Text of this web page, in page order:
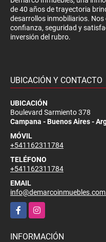
de 40 años de trayectoria
desarrollos inmobiliarios.
confianza, seguridad y
inversión del rubro.
UBICACIÓN Y CONTACTO
UBICACIÓN
Boulevard Sarmiento 378
Campana - Buenos Aires -
MÓVIL
+541162311784
TELÉFONO
+541162311784
EMAIL
FacebookInstagram
INFORMACIÓN